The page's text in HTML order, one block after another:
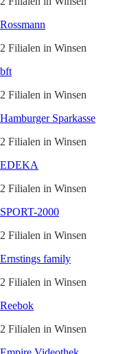
Rossmann
2 Filialen in Winsen
bft
2 Filialen in Winsen
Hamburger Sparkasse
2 Filialen in Winsen
EDEKA
2 Filialen in Winsen
SPORT-2000
2 Filialen in Winsen
Ernstings family
2 Filialen in Winsen
Reebok
2 Filialen in Winsen